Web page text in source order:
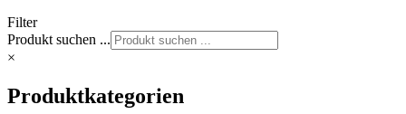
Filter
Produkt suchen ...
×
Produktkategorien